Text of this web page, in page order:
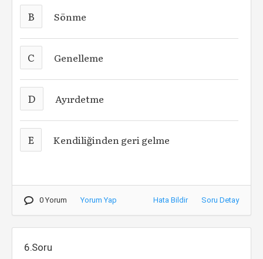
B Sönme
C Genelleme
D Ayırdetme
E Kendiliğinden geri gelme
0 Yorum Yorum Yap Hata Bildir Soru Detay
6.Soru